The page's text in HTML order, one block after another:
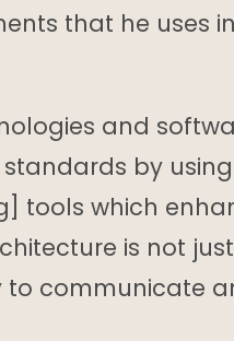
that he uses
and
by
tools which
is not
communicate